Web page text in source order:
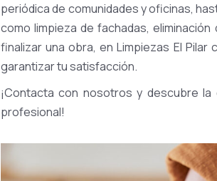
periódica de comunidades y oficinas,
como limpieza de fachadas,
finalizar una obra, en Limpiezas El Pilar
garantizar tu satisfacción.
¡Contacta con nosotros y descubre la
profesional!